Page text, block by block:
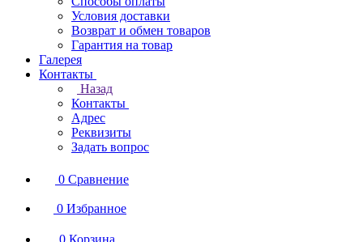
Условия доставки
Возврат и обмен товаров
Гарантия на товар
Галерея
Контакты
Назад
Контакты
Адрес
Реквизиты
Задать вопрос
0 Сравнение
0 Избранное
0 Корзина